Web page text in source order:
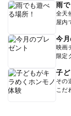
雨で
全天
屋内
今
映画
限定
子
その
こだ